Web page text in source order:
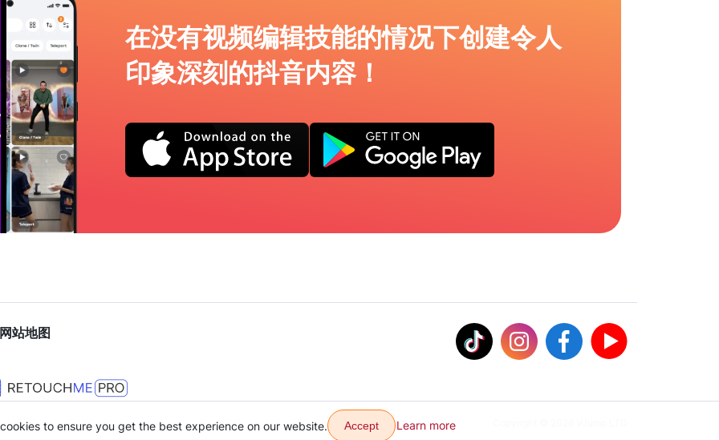
在没有视频编辑技能的情况下创建令人
印象深刻的抖音内容！
网站地图
to ensure you get the best experience on our website. Accept Learn more